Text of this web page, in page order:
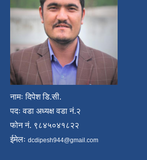
नामः दिपेश डि.सी.
पदः वडा अध्यक्ष वडा नं.२
फोन नं. ९८४५०४१८२२
ईमेलः dcdipesh944@gmail.com